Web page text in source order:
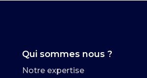
Qui sommes nous ?
Notre expertise